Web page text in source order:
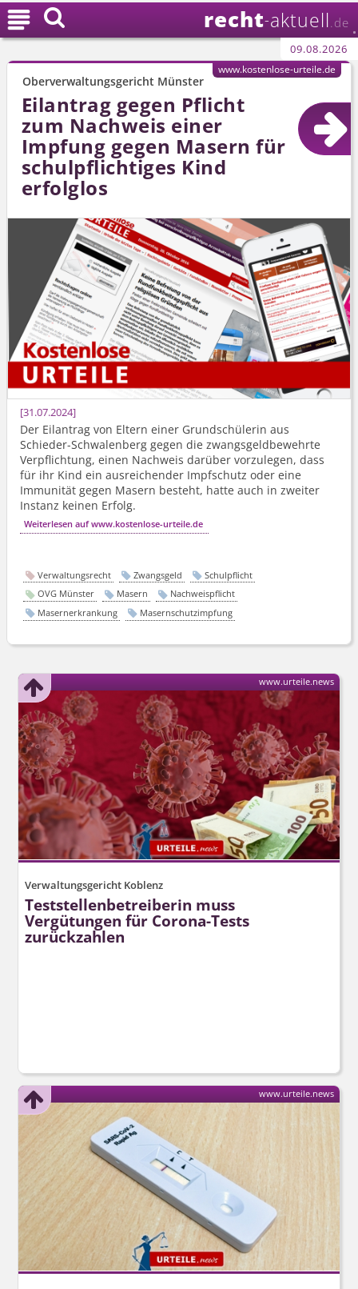
recht-aktuell .de
09.08.2026

Oberverwaltungsgericht Münster
Eilantrag gegen Pflicht
zum Nachweis einer
Impfung gegen Masern für
schulpflichtiges Kind
erfolglos
31.07.2024
Der Eilantrag von Eltern einer Grundschülerin aus
Schieder-Schwalenberg gegen die zwangsgeldbewehrte
Verpflichtung, einen Nachweis darüber vorzulegen, dass
für ihr Kind ein ausreichender Impfschutz oder eine
Immunität gegen Masern besteht, hatte auch in zweiter
Instanz keinen Erfolg.
Weiterlesen auf www.kostenlose-urteile.de
www.kostenlose-urteile.de
Verwaltungsrecht Zwangsgeld
Schulpflicht
OVG Münster
Masern
Nachweispflicht
Masernerkrankung
Masernschutzimpfung
Verwaltungsgericht Koblenz
Teststellen­betreiberin muss
Vergütungen für Corona-Tests
zurückzahlen
www.urteile.news
www.urteile.news